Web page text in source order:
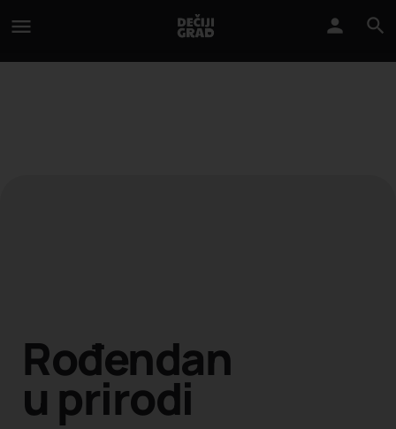
Rođendan
u prirodi